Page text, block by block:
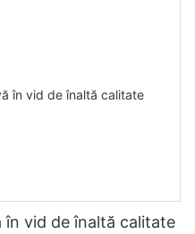
vid de înaltă calitate